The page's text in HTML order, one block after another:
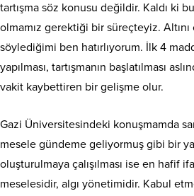
tartışma söz konusu değildir. Kaldı ki
olmamız gerektiği bir süreçteyiz.
söylediğimi ben hatırlıyorum. İlk 4
yapılması, tartışmanın başlatılması
vakit kaybettiren bir gelişme olur.
Gazi Üniversitesindeki konuşmamda
mesele gündeme geliyormuş gibi bir
oluşturulmaya çalışılması ise en hafif
meselesidir, algı yönetimidir. Kabul